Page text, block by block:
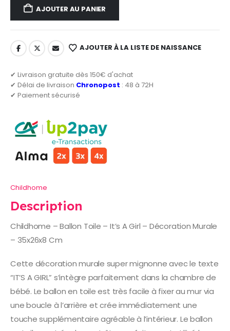
AJOUTER AU PANIER
AJOUTER À LA LISTE DE NAISSANCE
✔ Livraison gratuite dès 150€ d'achat
✔ Délai de livraison Chronopost : 48 à 72H
✔ Paiement sécurisé
Childhome
Description
Childhome – Ballon Toile – It’s A Girl – Décoration Murale
– 35x26x8 Cm
Cette décoration murale super mignonne avec le texte
“IT’S A GIRL” s’intègre parfaitement dans la chambre de
bébé. Le ballon en toile est très facile à fixer au mur via
une boucle à l’arrière et crée immédiatement une
touche supplémentaire agréable à l’intérieur. Le ballon